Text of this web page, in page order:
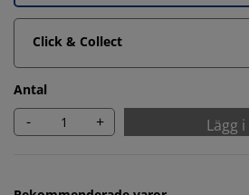
Click & Collect
Antal
- + Lägg